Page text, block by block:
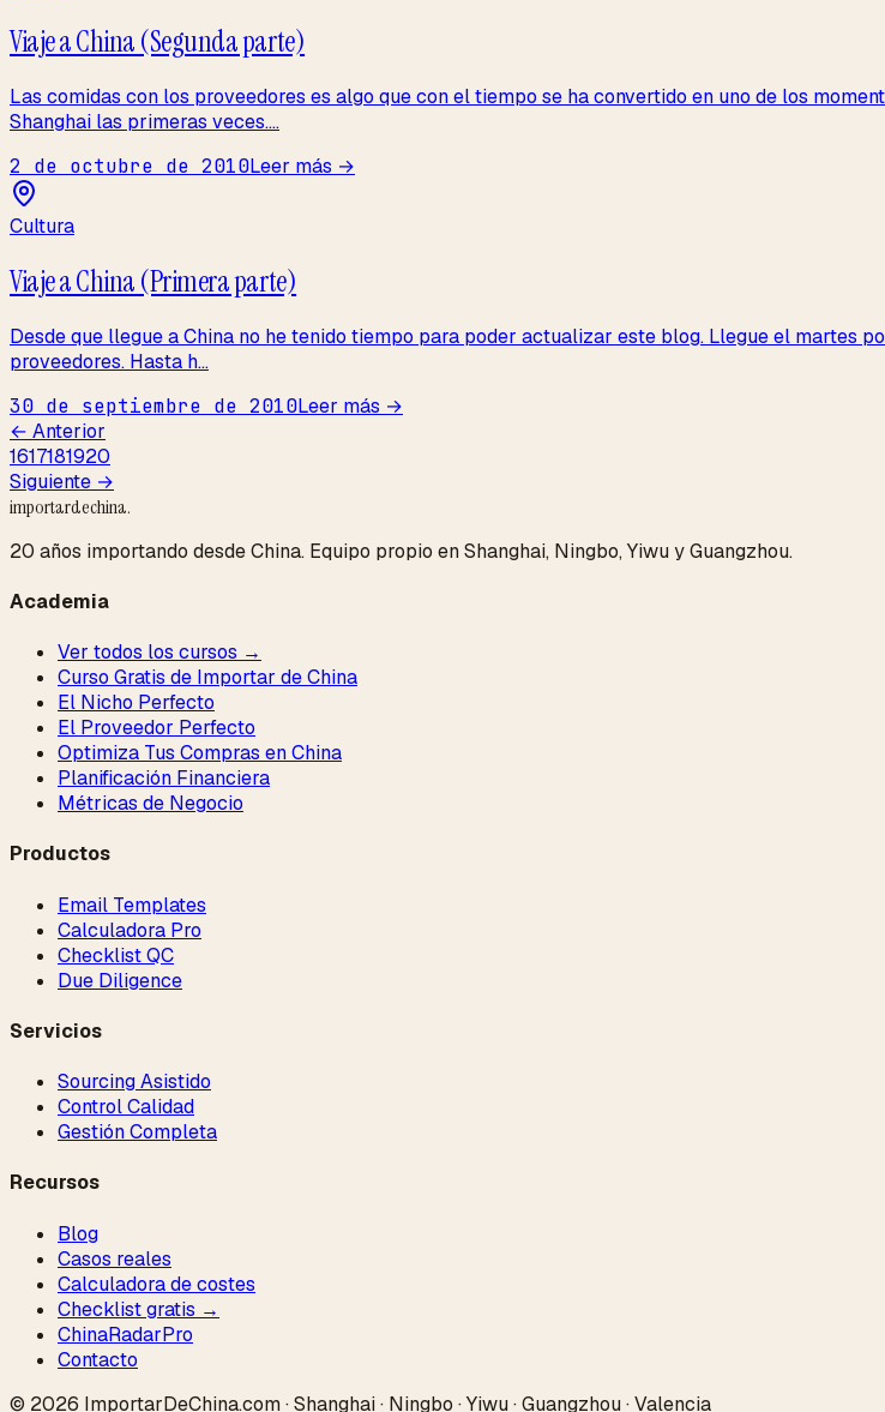
Viaje a China (Segunda parte)
Las comidas con los proveedores es algo que con el tiempo se ha convertido en uno de los
Shanghai las primeras veces....
2 de octubre de 2010Leer más →
Cultura
Viaje a China (Primera parte)
Desde que llegue a China no he tenido tiempo para poder actualizar este blog. Llegue el martes
proveedores. Hasta h...
30 de septiembre de 2010Leer más →
← Anterior
1617181920
Siguiente →
importardechina.
20 años importando desde China. Equipo propio en Shanghai, Ningbo, Yiwu y Guangzhou.
Academia
Ver todos los cursos →
Curso Gratis de Importar de China
El Nicho Perfecto
El Proveedor Perfecto
Optimiza Tus Compras en China
Planificación Financiera
Métricas de Negocio
Productos
Email Templates
Calculadora Pro
Checklist QC
Due Diligence
Servicios
Sourcing Asistido
Control Calidad
Gestión Completa
Recursos
Blog
Casos reales
Calculadora de costes
Checklist gratis →
ChinaRadarPro
Contacto
© 2026 ImportarDeChina.com · Shanghai · Ningbo · Yiwu · Guangzhou · Valencia